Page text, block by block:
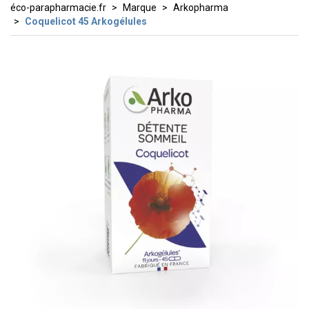
éco-parapharmacie.fr Marque
Arkopharma
Coquelicot 45 Arkogélules